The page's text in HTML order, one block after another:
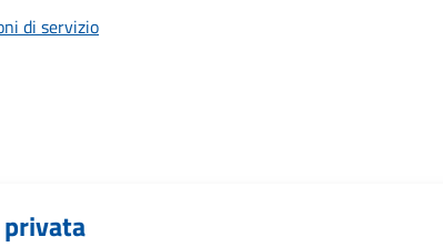
di servizio